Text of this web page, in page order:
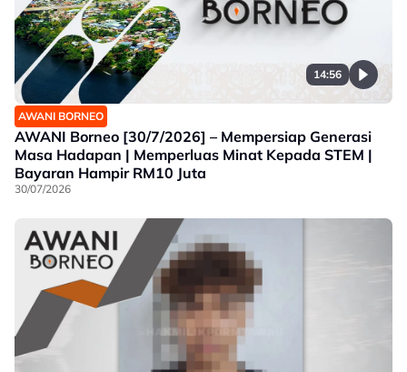
14:56
AWANI BORNEO
AWANI Borneo [30/7/2026] – Mempersiap Generasi
Masa Hadapan | Memperluas Minat Kepada STEM |
Bayaran Hampir RM10 Juta
30/07/2026